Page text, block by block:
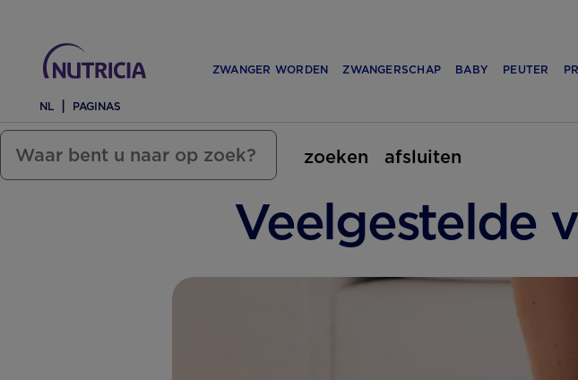
ZWANGER WORDEN ZWANGERSCHAP BABY PEUTER
zoeken afsluiten
Veelgestelde
NL PAGINAS